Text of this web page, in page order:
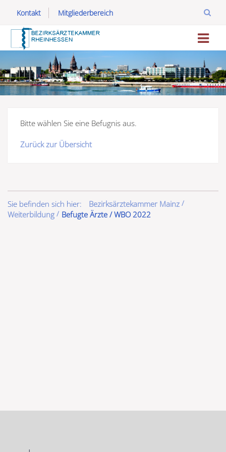
Kontakt Mitgliederbereich
Bitte wählen Sie eine Befugnis aus.
Zurück zur Übersicht
Sie befinden sich hier:
Bezirksärztekammer Mainz
Weiterbildung
Befugte Ärzte / WBO 2022